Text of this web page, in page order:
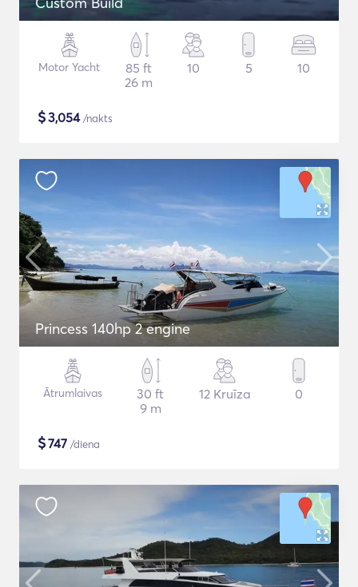
Motor Yacht
85 ft
26 m
10 5 10
$3,054/nakts
Princess 140hp 2 engine
Ātrumlaivas
30 ft
9 m
12 Kruīza 0
$747 /diena